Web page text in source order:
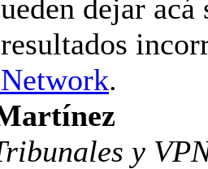
dejar
.
y